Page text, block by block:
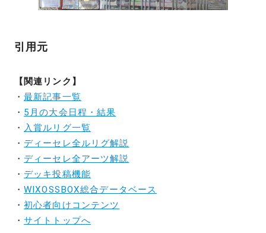
引用元
【関連リンク】
・最新記事一覧
・ 5月の大会日程・結果
・ 入賞ルリグ一覧
・ ディーセレ全ルリグ解説
・ ディーセレ全アーツ解説
・ デッキ投稿機能
・WIXOSSBOX総合データベース
・初心者向けコンテンツ
・サイトトップへ